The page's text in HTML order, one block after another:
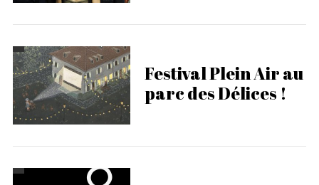
Festival Plein Air au
parc des Délices !